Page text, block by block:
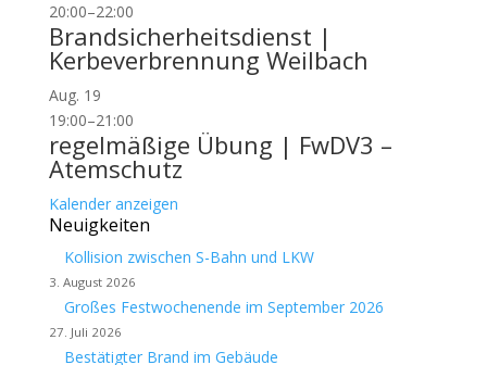
20:00–22:00
Brandsicherheitsdienst |
Kerbeverbrennung Weilbach
Aug. 19
19:00–21:00
regelmäßige Übung | FwDV3 –
Atemschutz
Kalender anzeigen
Neuigkeiten
Kollision zwischen S-Bahn und LKW
3. August 2026
Großes Festwochenende im September 2026
27. Juli 2026
Bestätigter Brand im Gebäude